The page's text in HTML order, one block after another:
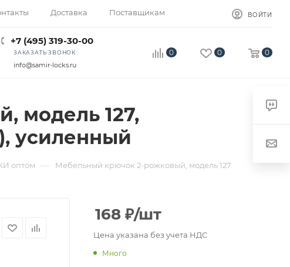
Доставка Поставщикам ВОЙТИ
+7 (495) 319-30-00
ЗАКАЗАТЬ ЗВОНОК
info@samir-locks.ru
0 0 0
модель 127,
усиленный
оптом — Мебельный крючок 2-рожковый, модель 127
168 ₽/шт
Цена указана без учета НДС
Много